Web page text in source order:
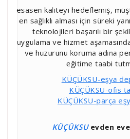
esasen kaliteyi hedeflemiş,
en sağlıklı alması için süreki
teknolojileri başarılı bir
uygulama ve hizmet
ve huzurunu koruma adına
eğitime taabi
KÜÇÜKSU-eşya
KÜÇÜKSU-ofis
KÜÇÜKSU-parça
KÜÇÜKSU evden